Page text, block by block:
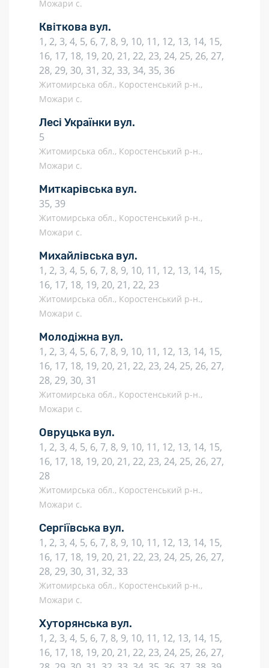
Можари с.
Квіткова вул.
1, 2, 3, 4, 5, 6, 7, 8, 9, 10, 11, 12, 13, 14, 15,
16, 17, 18, 19, 20, 21, 22, 23, 24, 25, 26, 27,
28, 29, 30, 31, 32, 33, 34, 35, 36
Житомирська обл., Коростенський р-н.,
Можари с.
Лесі Українки вул.
5
Житомирська обл., Коростенський р-н.,
Можари с.
Миткарівська вул.
35, 39
Житомирська обл., Коростенський р-н.,
Можари с.
Михайлівська вул.
1, 2, 3, 4, 5, 6, 7, 8, 9, 10, 11, 12, 13, 14, 15,
16, 17, 18, 19, 20, 21, 22, 23
Житомирська обл., Коростенський р-н.,
Можари с.
Молодіжна вул.
1, 2, 3, 4, 5, 6, 7, 8, 9, 10, 11, 12, 13, 14, 15,
16, 17, 18, 19, 20, 21, 22, 23, 24, 25, 26, 27,
28, 29, 30, 31
Житомирська обл., Коростенський р-н.,
Можари с.
Овруцька вул.
1, 2, 3, 4, 5, 6, 7, 8, 9, 10, 11, 12, 13, 14, 15,
16, 17, 18, 19, 20, 21, 22, 23, 24, 25, 26, 27,
28
Житомирська обл., Коростенський р-н.,
Можари с.
Сергіївська вул.
1, 2, 3, 4, 5, 6, 7, 8, 9, 10, 11, 12, 13, 14, 15,
16, 17, 18, 19, 20, 21, 22, 23, 24, 25, 26, 27,
28, 29, 30, 31, 32, 33
Житомирська обл., Коростенський р-н.,
Можари с.
Хуторянська вул.
1, 2, 3, 4, 5, 6, 7, 8, 9, 10, 11, 12, 13, 14, 15,
16, 17, 18, 19, 20, 21, 22, 23, 24, 25, 26, 27,